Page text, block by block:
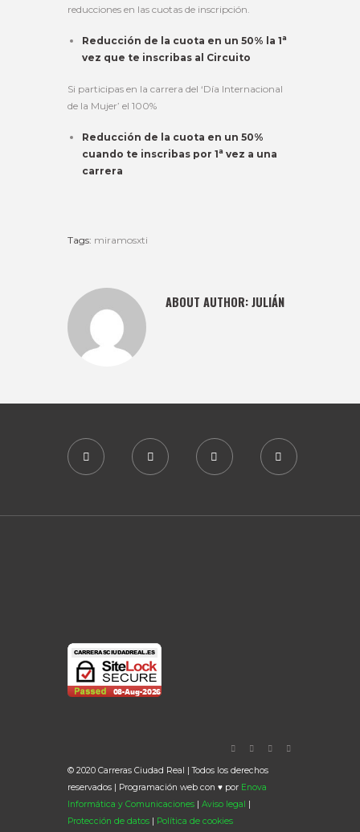
reducciones en las cuotas de inscripción.
Reducción de la cuota en un 50% la 1a
vez que te inscribas al Circuito
Si participas en la carrera del ‘Día Internacional
de la Mujer’ el 100%
Reducción de la cuota en un 50%
cuando te inscribas por 1a vez a una
carrera
Tags: miramosxti
ABOUT AUTHOR:JULIÁN
© 2020 Carreras Ciudad Real | Todos los derechos
reservados | Programación web con ♥ por Enova
Informática y Comunicaciones
Aviso legal
Protección de datos
Política de cookies